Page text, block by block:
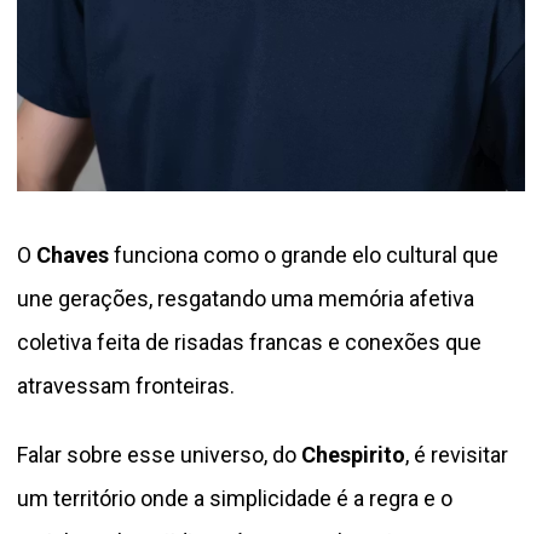
O Chavesfunciona como o grande elo cultural que
une gerações, resgatando uma memória afetiva
coletiva feita de risadas francas e conexões que
atravessam fronteiras.
Falar sobre esse universo, do Chespirito, é revisitar
um território onde a simplicidade é a regra e o